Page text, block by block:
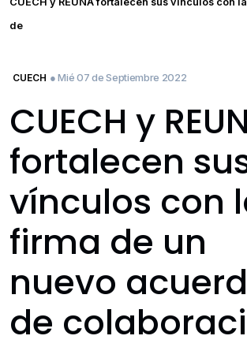
de
CUECH ● Mié 07 de Septiembre 2022
CUECH y
fortalecen
vínculos con
firma de un
nuevo
de